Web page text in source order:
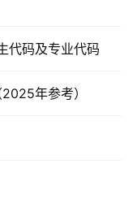
代码及专业代码
年参考）